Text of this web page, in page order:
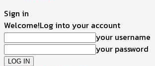
Sign in
Welcome!Log into your account
your username
your password